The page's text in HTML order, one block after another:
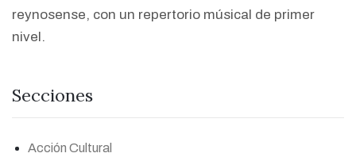
reynosense, con un repertorio músical de primer
nivel.
Secciones
Acción Cultural